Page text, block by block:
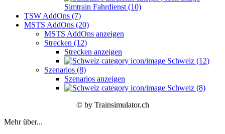
Simtrain Fahrdienst (10)
TSW AddOns (7)
MSTS AddOns (20)
MSTS AddOns anzeigen
Strecken (12)
Strecken anzeigen
Schweiz (12)
Szenarios (8)
Szenarios anzeigen
Schweiz (8)
© by Trainsimulator.ch
Mehr über...